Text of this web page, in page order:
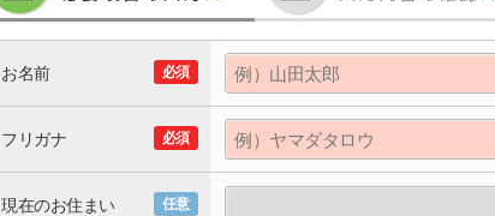
必須
お名前
必須
フリガナ
任意
現在のお住まい